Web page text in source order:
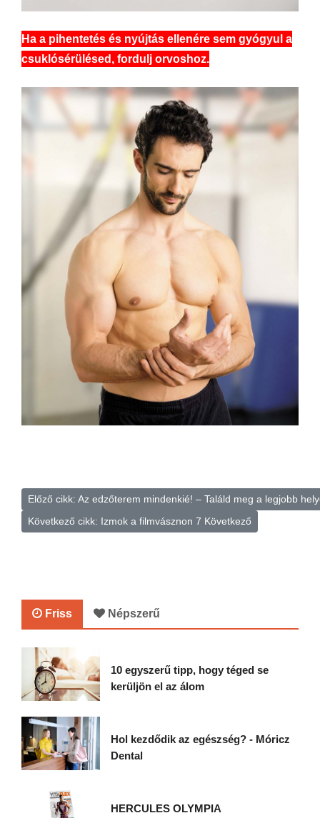
Ha a pihentetés és nyújtás ellenére sem gyógyul a
csuklósérülésed, fordulj orvoshoz.
Előző cikk: Az edzőterem mindenkié! – Találd meg a legjobb
Következő cikk: Izmok a filmvásznon 7 Következő
Friss Népszerű
10 egyszerű tipp, hogy téged se
kerüljön el az álom
Hol kezdődik az egészség? - Móricz
Dental
HERCULES OLYMPIA